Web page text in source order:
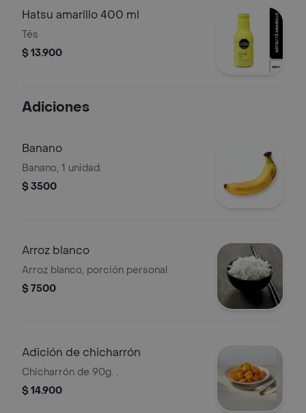
Hatsu amarillo 400 ml
Tés
$ 13.900
Adiciones
Banano
Banano, 1 unidad.
$ 3500
Arroz blanco
Arroz blanco, porción personal
$ 7500
Adición de chicharrón
Chicharrón de 90g. .
$ 14.900